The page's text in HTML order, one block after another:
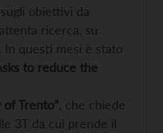
obiettivi da
ricerca, su
questi mesi è stato
to reduce the
Trento” , che chiede
3T da cui prende il